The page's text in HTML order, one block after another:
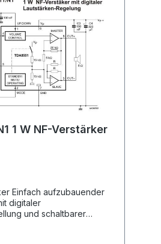
1 W NF-Verstärker
digitaler
und schaltbarer